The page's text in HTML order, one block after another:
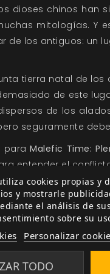
dioses chinos han
mitologías. Y
de los antiguos: un
tierra natal de
de este
de los
seguramente
paraMalefic Time:
entender el
se han centrado
y dones. Por ello,
del
fracturado por el
se recorren
emblemáticos
cookies propias y
y mostrarle
el análisis de
sobre su
Personalizar
TODO